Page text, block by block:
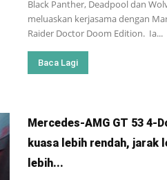
Black Panther, Deadpool dan
meluaskan kerjasama dengan
Raider Doctor Doom Edition. Ia...
Baca Lagi
Mercedes-AMG GT 53 4-
kuasa lebih rendah, jarak
lebih...